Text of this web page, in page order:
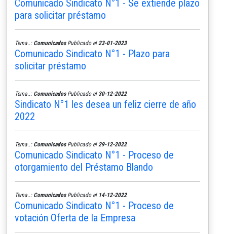
Comunicado Sindicato N°1 - Se extiende plazo
para solicitar préstamo
Tema..: ComunicadosPublicado el 23-01-2023
Comunicado Sindicato N°1 - Plazo para
solicitar préstamo
Tema..: ComunicadosPublicado el 30-12-2022
Sindicato N°1 les desea un feliz cierre de año
2022
Tema..: ComunicadosPublicado el 29-12-2022
Comunicado Sindicato N°1 - Proceso de
otorgamiento del Préstamo Blando
Tema..: ComunicadosPublicado el 14-12-2022
Comunicado Sindicato N°1 - Proceso de
votación Oferta de la Empresa